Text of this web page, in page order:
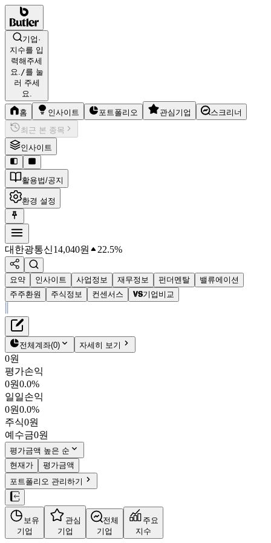
기업·
지수를 입
력해주세
요./를 눌
러 주세
요.
홈 인사이트 포트폴리오 관심기업
스크리너
최근 본 종목
인사이트
활용법/공지
환경 설정
대한광통신14,040원 22.5%
요약 인사이트 사업정보 재무정보 펀더멘탈
밸류에이션
주주환원
주식정보 컨센서스 기업비교
대한광통신
14,040원
010170
KOSDAQ
시가총액
PBR18.82
PER-
fPER -
배당수익률-
자사주비율-
결산월12월
4분기누적
10년
주재무제표
재무정보
펀더멘탈
밸류에이션
주주환원
컨센서스
주식정보
전체계좌(0) 자세히 보기
0원
평가손익
0원0.0%
일일손익
0원0.0%
주식0원
예수금0원
평가금액 높은 순
현재가
평가금액
포트폴리오 관리하기
보유
기업
관심
기업
전체
기업
주요
지수